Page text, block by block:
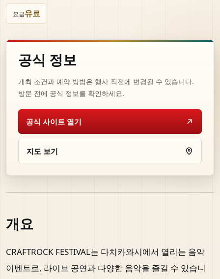
요금유료
공식 정보
개최 조건과 예약 방법은 행사 직전에 변경될 수 있습니다.
방문 전에 공식 정보를 확인하세요.
공식 사이트 열기
지도 보기
개요
CRAFTROCK FESTIVAL는 다치카와시에서 열리는 음악
이벤트로, 라이브 공연과 다양한 음악을 즐길 수 있습니